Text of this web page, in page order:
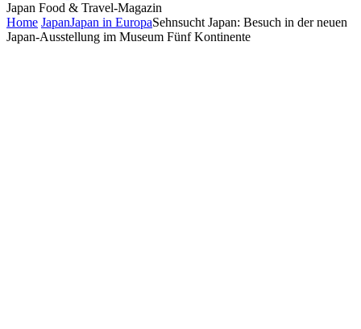
Japan Food & Travel-Magazin
Home JapanJapan in EuropaSehnsucht Japan: Besuch in der neuen
Japan-Ausstellung im Museum Fünf Kontinente